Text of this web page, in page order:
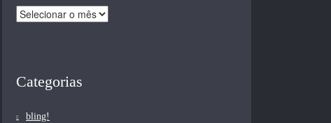
Arquivos
Categorias
bling!